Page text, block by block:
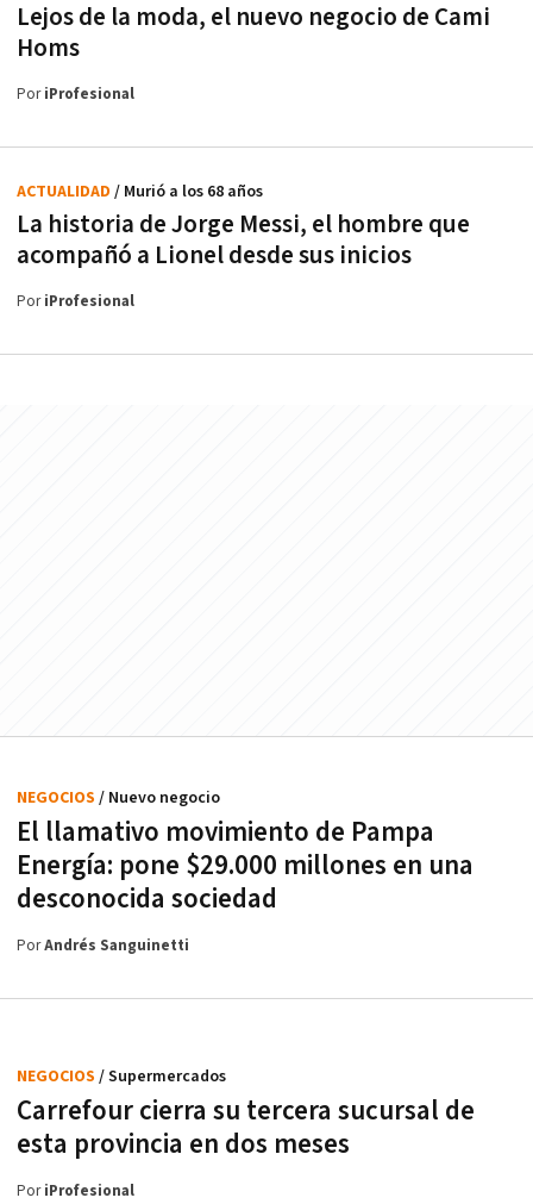
Lejos de la moda, el nuevo negocio de Cami
Homs
PoriProfesional
La historia de Jorge Messi, el hombre que
acompañó a Lionel desde sus inicios
ACTUALIDAD / Murió a los 68 años
PoriProfesional
El llamativo movimiento de Pampa
Energía: pone $29.000 millones en una
desconocida sociedad
NEGOCIOS / Nuevo negocio
PorAndrés Sanguinetti
Carrefour cierra su tercera sucursal de
esta provincia en dos meses
NEGOCIOS / Supermercados
PoriProfesional